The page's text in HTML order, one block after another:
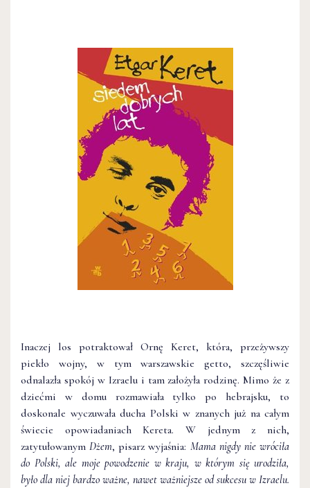
Inaczej los potraktował Ornę Keret, która, przeżywszy
piekło wojny, w tym warszawskie getto, szczęśliwie
odnalazła spokój w Izraelu i tam założyła rodzinę. Mimo że z
dziećmi w domu rozmawiała tylko po hebrajsku, to
doskonale wyczuwała ducha Polski w znanych już na całym
świecie opowiadaniach Kereta. W jednym z nich,
zatytułowanymDżem, pisarz wyjaśnia: Mama nigdy nie wróciła
do Polski, ale moje powodzenie w kraju, w którym się urodziła,
było dla niej bardzo ważne, nawet ważniejsze od sukcesu w Izraelu.